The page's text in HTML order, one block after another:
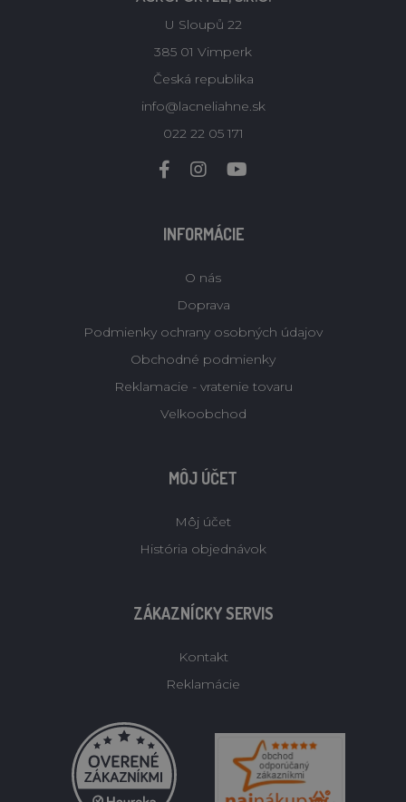
U Sloupů 22
385 01 Vimperk
Česká republika
info@lacneliahne.sk
022 22 05 171
INFORMÁCIE
O nás
Doprava
Podmienky ochrany osobných údajov
Obchodné podmienky
Reklamacie - vratenie tovaru
Velkoobchod
MÔJ ÚČET
Môj účet
História objednávok
ZÁKAZNÍCKY SERVIS
Kontakt
Reklamácie